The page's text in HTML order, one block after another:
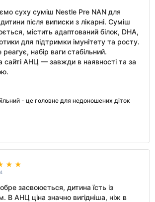
суху суміш Nestle Pre NAN для
після виписки з лікарні. Суміш
містить адаптований білок, DHA,
для підтримки імунітету та росту.
набір ваги стабільний.
сайті АНЦ — завжди в наявності та за
- це головне для недоношених діток
засвоюється, дитина їсть із
В АНЦ ціна значно вигідніша, ніж в